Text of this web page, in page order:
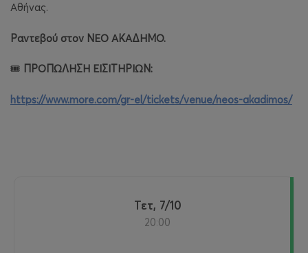
Αθήνας.
Ραντεβού στον ΝΕΟ ΑΚΑΔΗΜΟ.
🎟️ ΠΡΟΠΩΛΗΣΗ ΕΙΣΙΤΗΡΙΩΝ:
https://www.more.com/gr-el/tickets/venue/neos-akadimos/
Τετ, 7/10
20:00